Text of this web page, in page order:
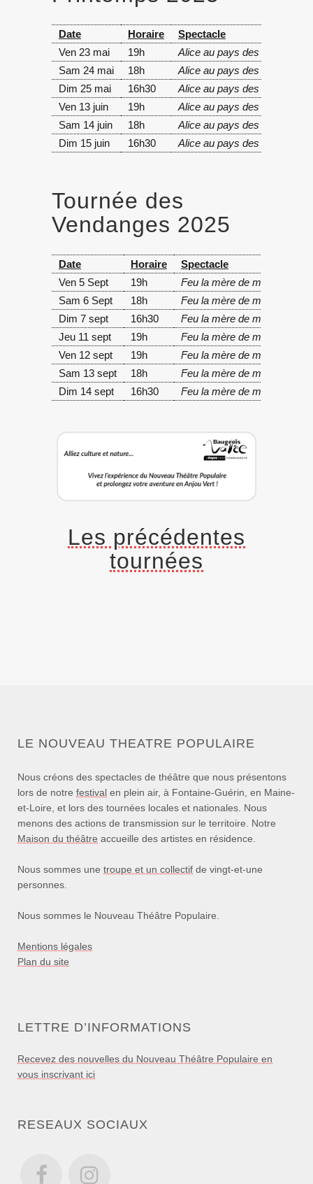
Date Horaire
Spectacle
Ven 23 mai
19h
Alice au pays des merveilles
Sam 24 mai
18h
Alice au pays des merveilles
Dim 25 mai
16h30
Alice au pays des merveilles
Ven 13 juin
19h
Alice au pays des merveilles
Sam 14 juin
18h
Alice au pays des merveilles
Dim 15 juin
16h30 Alice au pays des merveilles
Tournée des
Vendanges 2025
Date Horaire Spectacle
Ven 5 Sept
19h Feu la mère de madame
Sam 6 Sept
18h Feu la mère de madame
Dim 7 sept
16h30 Feu la mère de madame
Jeu 11 sept
19h Feu la mère de madame
Ven 12 sept
19h Feu la mère de madame
Sam 13 sept
18h Feu la mère de madame
Dim 14 sept
16h30 Feu la mère de madame
Les précédentes
tournées
LE NOUVEAU THEATRE POPULAIRE
Nous créons des spectacles de théâtre que nous présentons
lors de notre festival en plein air, à Fontaine-Guérin, en Maine-
et-Loire, et lors des tournées locales et nationales. Nous
menons des actions de transmission sur le territoire. Notre
Maison du théâtre accueille des artistes en résidence.
Nous sommes une troupe et un collectif de vingt-et-une
personnes.
Nous sommes le Nouveau Théâtre Populaire.
Mentions légales
Plan du site
LETTRE D’INFORMATIONS
Recevez des nouvelles du Nouveau Théâtre Populaire en
vous inscrivant ici
RESEAUX SOCIAUX